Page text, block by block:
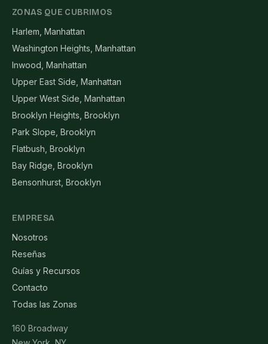
ZONAS QUE CUBRIMOS
Harlem, Manhattan
Washington Heights, Manhattan
Inwood, Manhattan
Upper East Side, Manhattan
Upper West Side, Manhattan
Brooklyn Heights, Brooklyn
Park Slope, Brooklyn
Flatbush, Brooklyn
Bay Ridge, Brooklyn
Bensonhurst, Brooklyn
EMPRESA
Nosotros
Reseñas
Guías y Recursos
Contacto
Todas las Zonas
160 Broadway